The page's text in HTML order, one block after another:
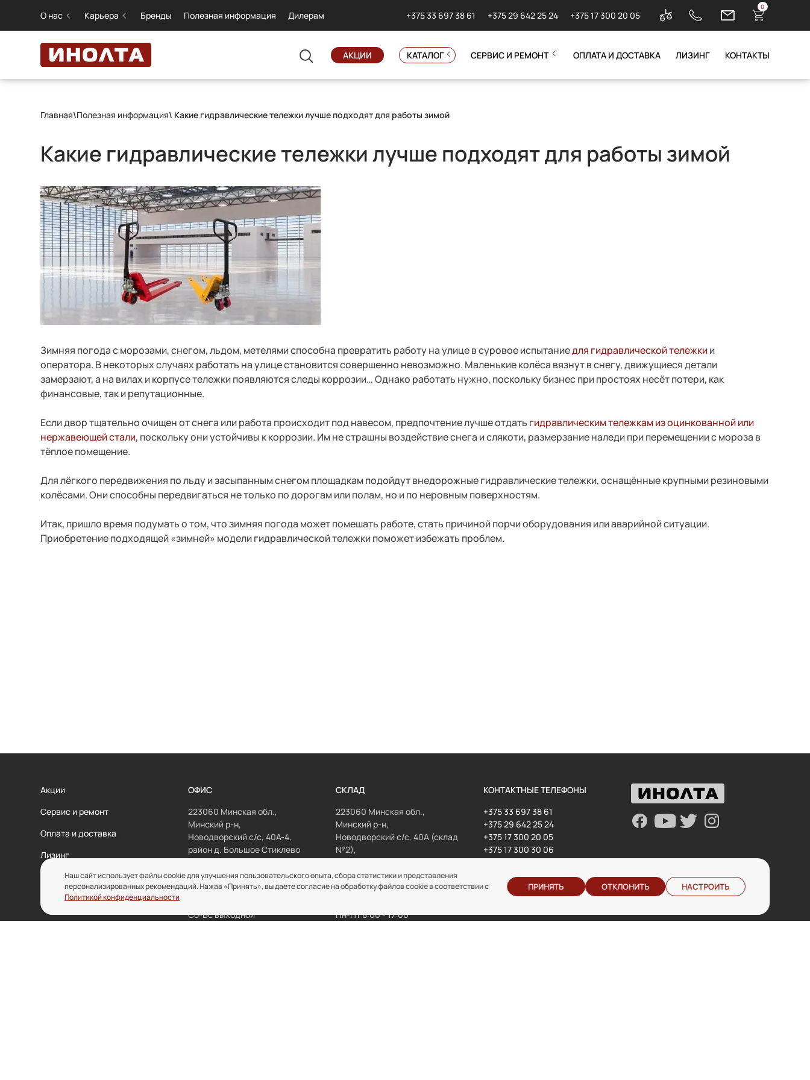
О нас Карьера Бренды Полезная информация Дилерам +375 33 697 38 61 +375 29 642 25 24 +375 17 300 20 05
0
АКЦИИ КАТАЛОГ СЕРВИС И РЕМОНТ ОПЛАТА И ДОСТАВКА ЛИЗИНГ КОНТАКТЫ
Главная\Полезная информация\ Какие гидравлические тележки лучше подходят для работы зимой
Какие гидравлические тележки лучше подходят для работы зимой
Зимняя погода с морозами, снегом, льдом, метелями способна превратить работу на улице в суровое испытаниедля гидравлической тележкии
оператора. В некоторых случаях работать на улице становится совершенно невозможно. Маленькие колёса вязнут в снегу, движущиеся детали
замерзают, а на вилах и корпусе тележки появляются следы коррозии… Однако работать нужно, поскольку бизнес при простоях несёт потери, как
финансовые, так и репутационные.
Если двор тщательно очищен от снега или работа происходит под навесом, предпочтение лучше отдать гидравлическим тележкам из оцинкованной или
нержавеющей стали, поскольку они устойчивы к коррозии. Им не страшны воздействие снега и слякоти, размерзание наледи при перемещении с мороза в
тёплое помещение.
Для лёгкого передвижения по льду и засыпанным снегом площадкам подойдут внедорожные гидравлические тележки, оснащённые крупными резиновыми
колёсами. Они способны передвигаться не только по дорогам или полам, но и по неровным поверхностям.
Итак, пришло время подумать о том, что зимняя погода может помешать работе, стать причиной порчи оборудования или аварийной ситуации.
Приобретение подходящей «зимней» модели гидравлической тележки поможет избежать проблем.
Акции
Сервис и ремонт
Оплата и доставка
Лизинг
Контакты
ОФИС
223060 Минская обл.,
Минский р-н,
Новодворский с/с, 40А-4,
район д. Большое Стиклево
РЕЖИМ РАБОТЫ ОФИСА
Сб-Вс выходной
СКЛАД
223060 Минская обл.,
Минский р-н,
Новодворский с/с, 40А (склад
№2),
район д. Большое Стиклево
РЕЖИМ РАБОТЫ СКЛАДА
Пн-Пт 8:00 - 17:00
КОНТАКТНЫЕ ТЕЛЕФОНЫ
+375 33 697 38 61
+375 29 642 25 24
+375 17 300 20 05
+375 17 300 30 06
Написать сообщение
Наш сайт использует файлы cookie для улучшения пользовательского опыта, сбора статистики и представления
персонализированных рекомендаций. Нажав «Принять», вы даете согласие на обработку файлов cookie в соответствии с
Политикой конфиденциальности
ПРИНЯТЬ ОТКЛОНИТЬ НАСТРОИТЬ